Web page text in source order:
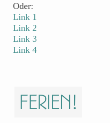
Oder:
Link 1
Link 2
Link 3
Link 4
Ferien!